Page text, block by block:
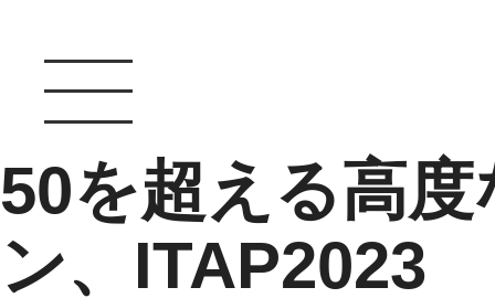
50を超える高
ン、ITAP2023